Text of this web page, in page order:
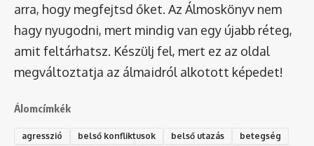
arra, hogy megfejtsd őket. Az Álmoskönyv nem
hagy nyugodni, mert mindig van egy újabb réteg,
amit feltárhatsz. Készülj fel, mert ez az oldal
megváltoztatja az álmaidról alkotott képedet!
Álomcímkék
agresszió belső konfliktusok belső utazás
betegség